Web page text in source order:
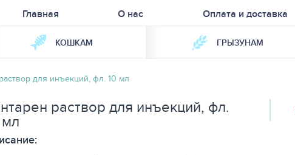
Главная О нас Оплата и доставка
КОШКАМ ГРЫЗУНАМ
для инъекций, фл. 10 мл
раствор для инъекций, фл.